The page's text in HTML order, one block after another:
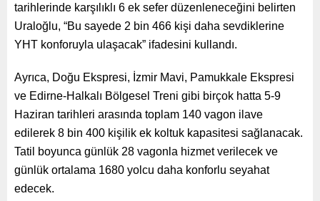
tarihlerinde karşılıklı 6 ek sefer düzenleneceğini belirten
Uraloğlu, “Bu sayede 2 bin 466 kişi daha sevdiklerine
YHT konforuyla ulaşacak” ifadesini kullandı.
Ayrıca, Doğu Ekspresi, İzmir Mavi, Pamukkale Ekspresi
ve Edirne-Halkalı Bölgesel Treni gibi birçok hatta 5-9
Haziran tarihleri arasında toplam 140 vagon ilave
edilerek 8 bin 400 kişilik ek koltuk kapasitesi sağlanacak.
Tatil boyunca günlük 28 vagonla hizmet verilecek ve
günlük ortalama 1680 yolcu daha konforlu seyahat
edecek.